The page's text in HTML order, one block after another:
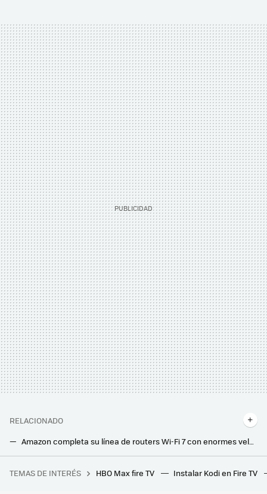
RELACIONADO
Cuándo conviene pedir un nuevo router a nuestra operadora: estos son los motivos más comunes
Me he enganchado al Mahjong, el juego de mesa chino, y estas son mis apps favoritas para jugarlo gratis
TEMAS DE INTERÉS HBO Max fire TV Instalar Kodi en Fire TV